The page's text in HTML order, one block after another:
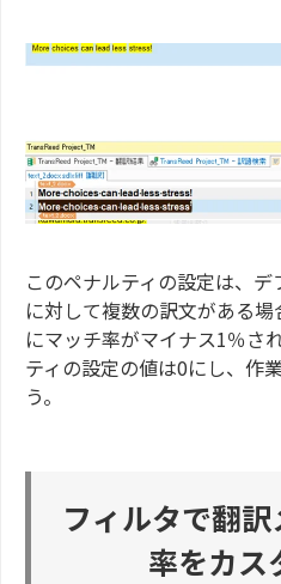
このペナルティの設定は、
に対して複数の訳文がある
にマッチ率がマイナス1％さ
ティの設定の値は0にし、作
う。
フィルタで翻
率をカス